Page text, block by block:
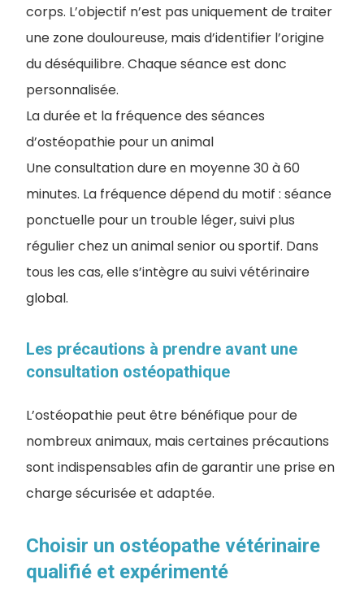
corps. L’objectif n’est pas uniquement de traiter
une zone douloureuse, mais d’identifier l’origine
du déséquilibre. Chaque séance est donc
personnalisée.
La durée et la fréquence des séances
d’ostéopathie pour un animal
Une consultation dure en moyenne 30 à 60
minutes. La fréquence dépend du motif : séance
ponctuelle pour un trouble léger, suivi plus
régulier chez un animal senior ou sportif. Dans
tous les cas, elle s’intègre au suivi vétérinaire
global.
Les précautions à prendre avant une
consultation ostéopathique
L’ostéopathie peut être bénéfique pour de
nombreux animaux, mais certaines précautions
sont indispensables afin de garantir une prise en
charge sécurisée et adaptée.
Choisir un ostéopathe vétérinaire
qualifié et expérimenté